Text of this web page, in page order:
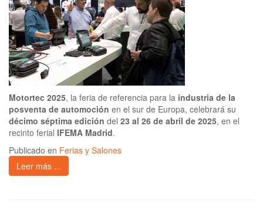
Motortec 2025, la feria de referencia para la industria de la
posventa de automoción en el sur de Europa, celebrará su
décimo séptima edición del 23 al 26 de abril de 2025, en el
recinto ferial IFEMA Madrid.
Publicado en Ferias y Salones
Leer más ...